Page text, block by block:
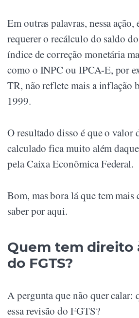
Em outras palavras, nessa ação,
requerer o recálculo do saldo
índice de correção monetária
como o INPC ou IPCA-E, por
TR, não reflete mais a inflação
1999.
O resultado disso é que o valor
calculado fica muito além
pela Caixa Econômica Federal.
Bom, mas bora lá que tem mais
saber por aqui.
Quem tem direito
do FGTS?
A pergunta que não quer calar:
essa revisão do FGTS?